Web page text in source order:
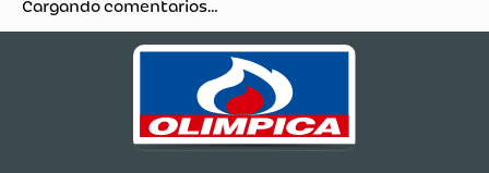
Cargando comentarios…